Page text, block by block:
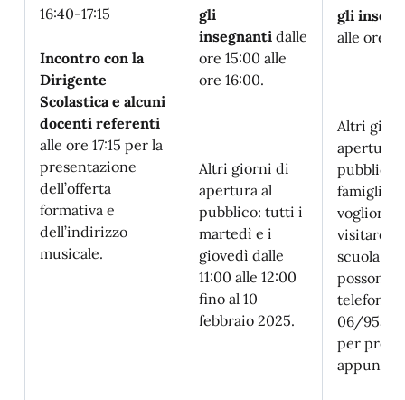
16:40-17:15
Incontro con la
Dirigente
Scolastica e alcuni
docenti referenti
alle ore 17:15 per la
presentazione
dell’offerta
formativa e
dell’indirizzo
musicale.
gli
insegnanti dalle
ore 15:00 alle
ore 16:00.
Altri giorni di
apertura al
pubblico: tutti i
martedì e i
giovedì dalle
11:00 alle 12:00
fino al 10
febbraio 2025.
gli
alle ore
Altri
apertura
pubblico:
famiglie
vogliono
visitare la
scuola
possono
06/953
per